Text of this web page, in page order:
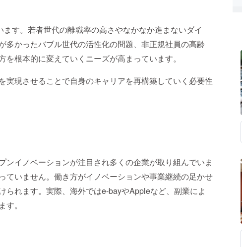
す。若者世代の離職率の高さやなかなか進まないダイ
多かったバブル世代の活性化の問題、非正規社員の高齢
根本的に変えていくニーズが高まっています。
実現させることで自身のキャリアを再構築していく必要性
ンイノベーションが注目され多くの企業が取り組んでいま
ていません。働き方がイノベーションや事業継続の足かせ
られます。実際、海外ではe-bayやAppleなど、副業によ
。